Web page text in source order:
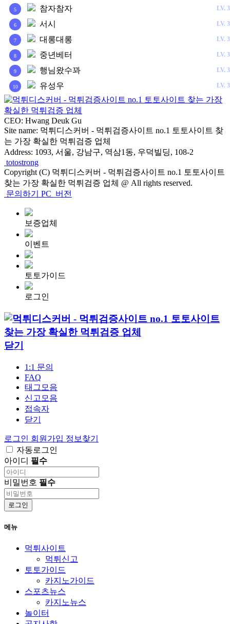
5 참자참자 LV. 3
6 서시 LV. 3
7 대롱대롱 LV. 3
8 중년베터 LV. 3
9 행님왔수꽈 LV. 3
10 유성우 LV. 3
CEO: Hwang Deuk Gu
Site name: 먹튀디스커버 - 먹튀검증사이트 no.1 토토사이트 찾
는 가장 확실한 먹튀검증 업체
Address: 1093, 서울, 강남구, 역삼1동, 우덕빌딩, 108-2
totostrong
Copyright (C) 먹튀디스커버 - 먹튀검증사이트 no.1 토토사이트
찾는 가장 확실한 먹튀검증 업체 @ All rights reserved.
문의하기 PC 버전
보증업체
이벤트
토토가이드
로그인
닫기
1:1 문의
FAQ
태그모음
신고모음
접속자
닫기
로그인 회원가입 정보찾기
자동로그인
아이디 필수
비밀번호 필수
로그인
메뉴
먹튀사이트
먹튀신고
토토가이드
카지노가이드
스포츠뉴스
카지노뉴스
놀이터